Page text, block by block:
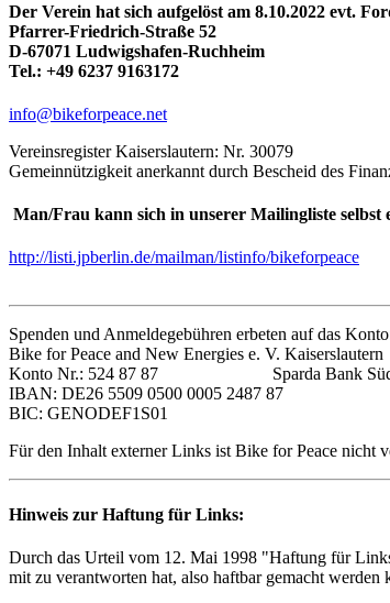
Der Verein hat sich aufgelöst am 8.10.2022 evt.
Pfarrer-Friedrich-Straße 52
D-67071 Ludwigshafen-Ruchheim
Tel.: +49 6237 9163172
info@bikeforpeace.net
Vereinsregister Kaiserslautern: Nr. 30079
Gemeinnützigkeit anerkannt durch Bescheid des
Man/Frau kann sich in unserer Mailingliste selbst
http://listi.jpberlin.de/mailman/listinfo/bikeforpeace
Spenden und Anmeldegebühren erbeten auf das
Bike for Peace and New Energies e. V. Kaiserslautern
Konto Nr.: 524 87 87 Sparda Bank
IBAN: DE26 5509 0500 0005 2487 87
BIC: GENODEF1S01
Für den Inhalt externer Links ist Bike for Peace nicht
Hinweis zur Haftung für Links:
Durch das Urteil vom 12. Mai 1998 "Haftung für
mit zu verantworten hat, also haftbar gemacht